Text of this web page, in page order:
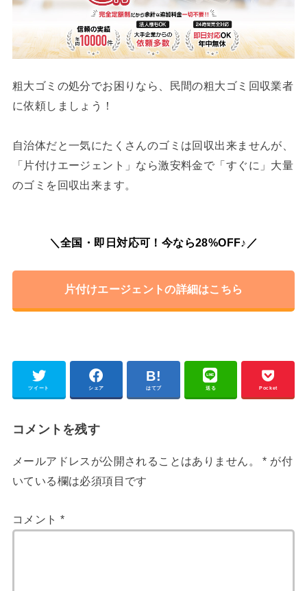
粗大ゴミの処分でお困りなら、民間の粗大ゴミ回収業者
に依頼しましょう！
自治体だと一気にたくさんのゴミは回収出来ませんが、
「片付けエージェント」なら激安料金で「すぐに」大量
のゴミを回収出来ます。
＼全国・即日対応可！今なら28%OFF♪／
片付けエージェントの詳細はこちら
ツイート シェア はてブ 送る Pocket
コメントを残す
メールアドレスが公開されることはありません。 * が付
いている欄は必須項目です
コメント *